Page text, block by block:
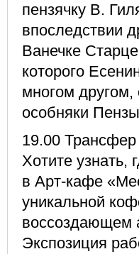
пензячку В.
впоследствии
Ванечке
которого
многом другом,
особняки
19.00
Хотите узнать,
в Арт-кафе
уникальной
воссоздающем
Экспозиция